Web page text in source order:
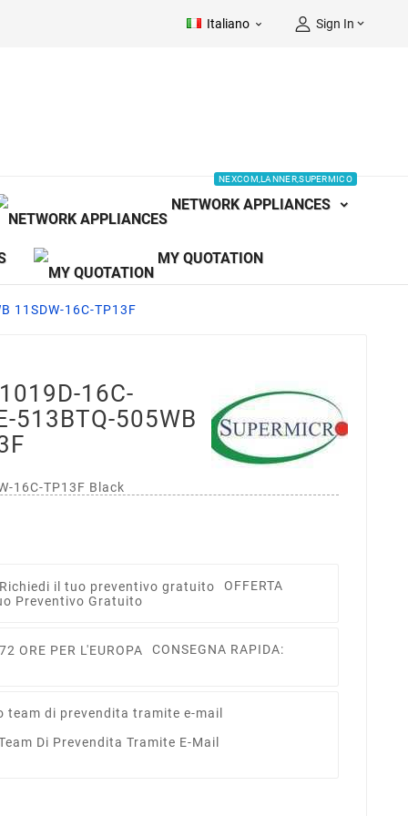
Italiano  Sign In 
NETWORK APPLIANCES
NEXCOM,LANNER,SUPERMICO
MY QUOTATION
11SDW-16C-TP13F
16C-
513BTQ-505WB
16C-TP13F Black
OFFERTA
Preventivo Gratuito
CONSEGNA RAPIDA:
Di Prevendita Tramite E-Mail